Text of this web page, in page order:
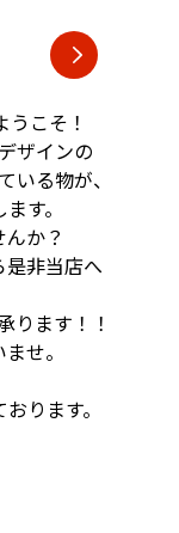
こそ！
ザインの
いる物が、
す。
か？
是非当店へ
ります！！
せ。
ります。